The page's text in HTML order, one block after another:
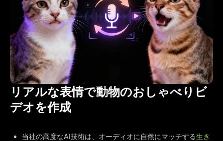
リアルな表情で動物のおしゃべりビ
デオを作成
当社の高度なAI技術は、オーディオに自然にマッチする生き